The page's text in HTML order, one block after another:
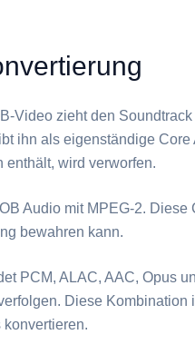
Video zieht den
ihn als eigenständige Core
enthält, wird verworfen.
Audio mit MPEG-2. Diese
bewahren kann.
PCM, ALAC, AAC, Opus
Diese Kombination